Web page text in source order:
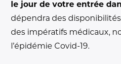
le jour de votre entrée
dépendra des
des impératifs médicaux,
l’épidémie Covid-19.